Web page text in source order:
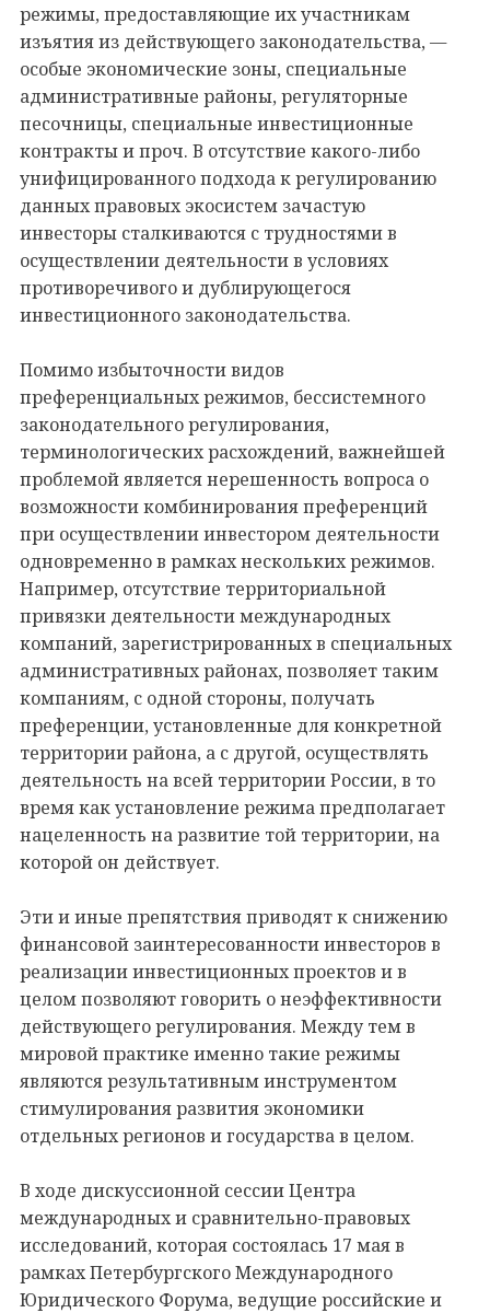
режимы, предоставляющие их участникам
изъятия из действующего законодательства, —
особые экономические зоны, специальные
административные районы, регуляторные
песочницы, специальные инвестиционные
контракты и проч. В отсутствие какого-либо
унифицированного подхода к регулированию
данных правовых экосистем зачастую
инвесторы сталкиваются с трудностями в
осуществлении деятельности в условиях
противоречивого и дублирующегося
инвестиционного законодательства.
Помимо избыточности видов
преференциальных режимов, бессистемного
законодательного регулирования,
терминологических расхождений, важнейшей
проблемой является нерешенность вопроса о
возможности комбинирования преференций
при осуществлении инвестором деятельности
одновременно в рамках нескольких режимов.
Например, отсутствие территориальной
привязки деятельности международных
компаний, зарегистрированных в специальных
административных районах, позволяет таким
компаниям, с одной стороны, получать
преференции, установленные для конкретной
территории района, а с другой, осуществлять
деятельность на всей территории России, в то
время как установление режима предполагает
нацеленность на развитие той территории, на
которой он действует.
Эти и иные препятствия приводят к снижению
финансовой заинтересованности инвесторов в
реализации инвестиционных проектов и в
целом позволяют говорить о неэффективности
действующего регулирования. Между тем в
мировой практике именно такие режимы
являются результативным инструментом
стимулирования развития экономики
отдельных регионов и государства в целом.
В ходе дискуссионной сессии Центра
международных и сравнительно-правовых
исследований, которая состоялась 17 мая в
рамках Петербургского Международного
Юридического Форума, ведущие российские и